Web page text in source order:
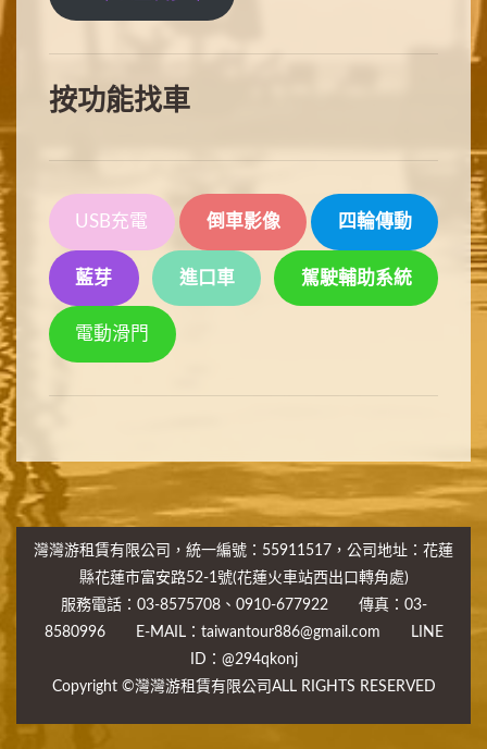
按功能找車
USB充電 倒車影像 四輪傳動
藍芽 進口車 駕駛輔助系統
電動滑門
灣灣游租賃有限公司，統一編號：55911517，公司地址：花蓮
縣花蓮市富安路52-1號(花蓮火車站西出口轉角處)
服務電話：03-8575708、0910-677922 傳真：03-
8580996 E-MAIL：taiwantour886@gmail.com LINE
ID：@294qkonj
Copyright ©灣灣游租賃有限公司ALL RIGHTS RESERVED